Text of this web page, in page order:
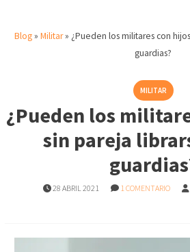
Blog» Militar» ¿Pueden los militares con
guardias?
MILITAR
¿Pueden los
sin pareja
28 ABRIL 2021 1 COMENTARIO